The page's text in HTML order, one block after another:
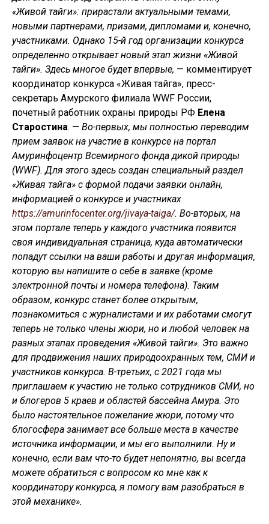
«Живой тайги»: прирастали актуальными темами,
новыми партнерами, призами, дипломами и, конечно,
участниками. Однако 15-й год организации конкурса
определенно открывает новый этап жизни «Живой
тайги». Здесь многое будет впервые, — комментирует
координатор конкурса «Живая тайга», пресс-
секретарь Амурского филиала WWF России,
почетный работник охраны природы РФ Елена
Старостина. — Во-первых, мы полностью переводим
прием заявок на участие в конкурсе на портал
Амуринфоцентр Всемирного фонда дикой природы
(WWF). Для этого здесь создан специальный раздел
«Живая тайга» с формой подачи заявки онлайн,
информацией о конкурсе и участниках
https://amurinfocenter.org/jivaya-taiga/. Во-вторых, на
этом портале теперь у каждого участника появится
своя индивидуальная страница, куда автоматически
попадут ссылки на ваши работы и другая информация,
которую вы напишите о себе в заявке (кроме
электронной почты и номера телефона). Таким
образом, конкурс станет более открытым,
познакомиться с журналистами и их работами смогут
теперь не только члены жюри, но и любой человек на
разных этапах проведения «Живой тайги». Это важно
для продвижения наших природоохранных тем, СМИ и
участников конкурса. В-третьих, с 2021 года мы
приглашаем к участию не только сотрудников СМИ, но
и блогеров 5 краев и областей бассейна Амура. Это
было настоятельное пожелание жюри, потому что
блогосфера занимает все больше места в качестве
источника информации, и мы его выполнили. Ну и
конечно, если вам что-то будет непонятно, вы всегда
можете обратиться с вопросом ко мне как к
координатору конкурса, я помогу вам разобраться в
этой механике».